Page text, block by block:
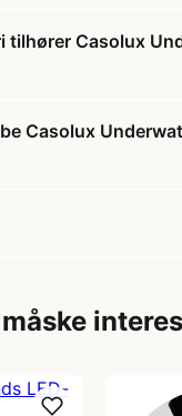
tilhører Casolux
Casolux